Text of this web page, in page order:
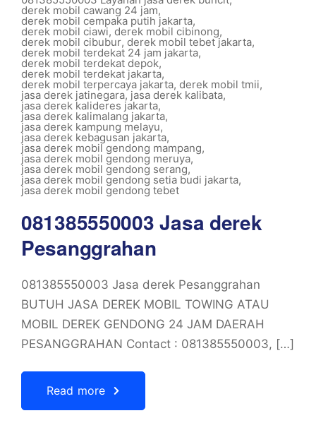
derek mobil cawang 24 jam,
derek mobil cempaka putih jakarta,
derek mobil ciawi, derek mobil cibinong,
derek mobil cibubur, derek mobil tebet jakarta,
derek mobil terdekat 24 jam jakarta,
derek mobil terdekat depok,
derek mobil terdekat jakarta,
derek mobil terpercaya jakarta, derek mobil tmii,
jasa derek jatinegara, jasa derek kalibata,
jasa derek kalideres jakarta,
jasa derek kalimalang jakarta,
jasa derek kampung melayu,
jasa derek kebagusan jakarta,
jasa derek mobil gendong mampang,
jasa derek mobil gendong meruya,
jasa derek mobil gendong serang,
jasa derek mobil gendong setia budi jakarta,
jasa derek mobil gendong tebet
081385550003 Jasa derek
Pesanggrahan
081385550003 Jasa derek Pesanggrahan
BUTUH JASA DEREK MOBIL TOWING ATAU
MOBIL DEREK GENDONG 24 JAM DAERAH
PESANGGRAHAN Contact : 081385550003, […]
Read more